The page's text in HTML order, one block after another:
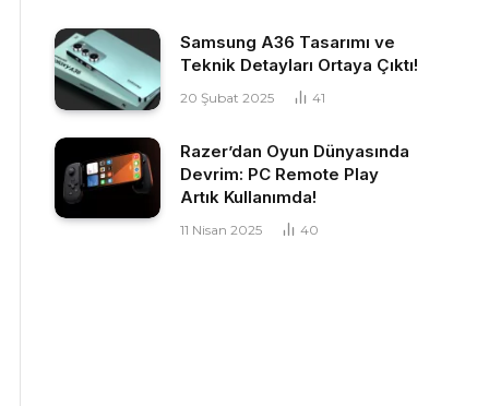
Samsung A36 Tasarımı ve
Teknik Detayları Ortaya Çıktı!
20 Şubat 2025 41
Razer’dan Oyun Dünyasında
Devrim: PC Remote Play
Artık Kullanımda!
11 Nisan 2025 40